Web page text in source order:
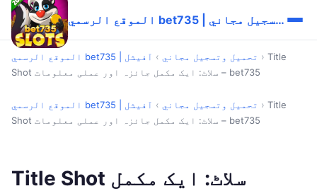
الموقع الرسمي bet735 | تحميل وتسجيل مجاني
الموقع الرسمي bet735 | تحميل وتسجيل مجاني › آفیشل › Title
Shot سلاٹ: ایک مکمل جائزہ اور عملی معلومات – bet735
الموقع الرسمي bet735 | تحميل وتسجيل مجاني › آفیشل › Title
Shot سلاٹ: ایک مکمل جائزہ اور عملی معلومات – bet735
Title Shot سلاٹ: ایک مکمل